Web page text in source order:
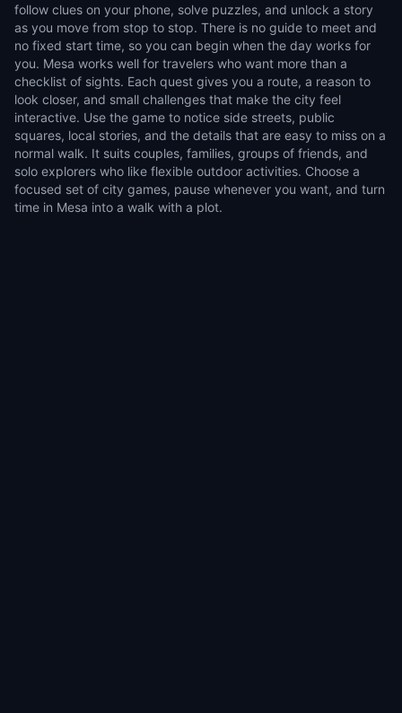
follow clues on your phone, solve puzzles, and unlock a story
as you move from stop to stop. There is no guide to meet and
no fixed start time, so you can begin when the day works for
you. Mesa works well for travelers who want more than a
checklist of sights. Each quest gives you a route, a reason to
look closer, and small challenges that make the city feel
interactive. Use the game to notice side streets, public
squares, local stories, and the details that are easy to miss on a
normal walk. It suits couples, families, groups of friends, and
solo explorers who like flexible outdoor activities. Choose a
focused set of city games, pause whenever you want, and turn
time in Mesa into a walk with a plot.